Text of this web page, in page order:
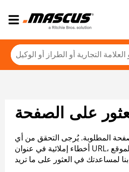
على الصفحة
المطلوبة. يُرجى التحقق من أي
أخطاء إملائية في عنوان URL، أو عرض خريطة الموقع